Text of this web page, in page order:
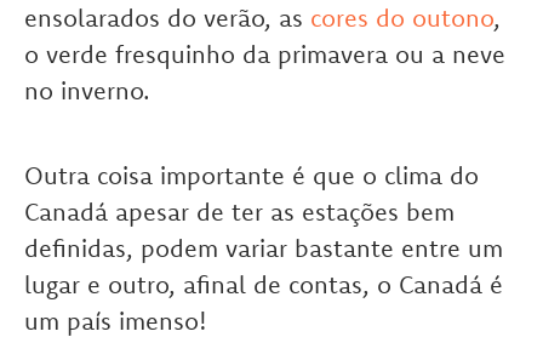
ensolarados do verão, as cores do outono,
o verde fresquinho da primavera ou a neve
no inverno.
Outra coisa importante é que o clima do
Canadá apesar de ter as estações bem
definidas, podem variar bastante entre um
lugar e outro, afinal de contas, o Canadá é
um país imenso!